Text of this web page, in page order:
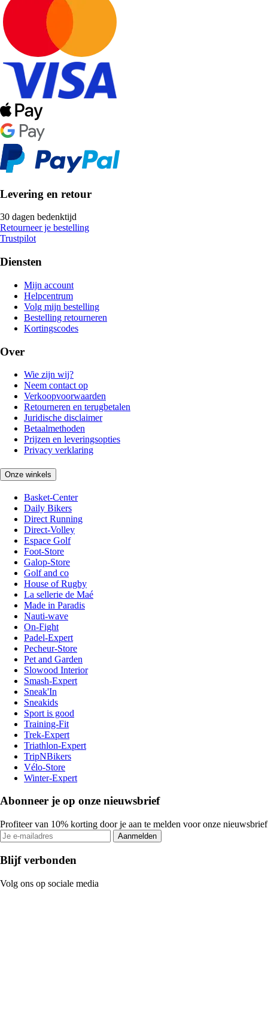
Levering en retour
30 dagen bedenktijd
Retourneer je bestelling
Trustpilot
Diensten
Mijn account
Helpcentrum
Volg mijn bestelling
Bestelling retourneren
Kortingscodes
Over
Wie zijn wij?
Neem contact op
Verkoopvoorwaarden
Retourneren en terugbetalen
Juridische disclaimer
Betaalmethoden
Prijzen en leveringsopties
Privacy verklaring
Onze winkels
Basket-Center
Daily Bikers
Direct Running
Direct-Volley
Espace Golf
Foot-Store
Galop-Store
Golf and co
House of Rugby
La sellerie de Maé
Made in Paradis
Nauti-wave
On-Fight
Padel-Expert
Pecheur-Store
Pet and Garden
Slowood Interior
Smash-Expert
Sneak'In
Sneakids
Sport is good
Training-Fit
Trek-Expert
Triathlon-Expert
TripNBikers
Vélo-Store
Winter-Expert
Abonneer je op onze nieuwsbrief
Profiteer van 10% korting door je aan te melden voor onze nieuwsbrief
Aanmelden
Blijf verbonden
Volg ons op sociale media